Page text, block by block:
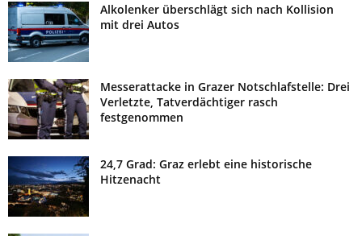
Alkolenker überschlägt sich nach Kollision
mit drei Autos
Messerattacke in Grazer Notschlafstelle: Drei
Verletzte, Tatverdächtiger rasch
festgenommen
24,7 Grad: Graz erlebt eine historische
Hitzenacht